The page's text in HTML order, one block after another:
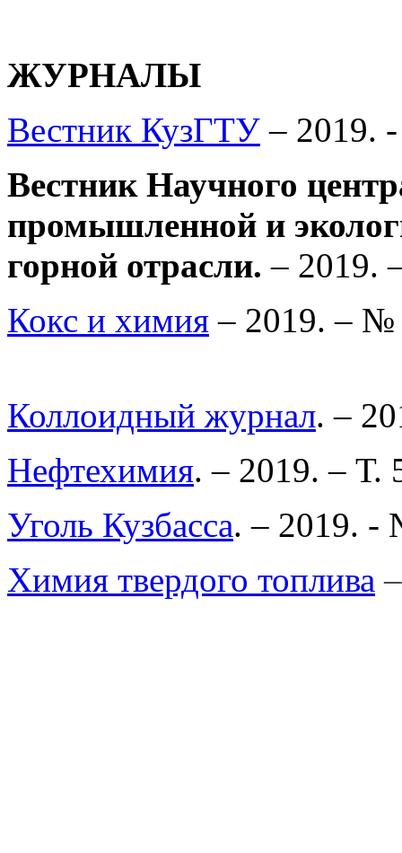
ЖУРНАЛЫ
Вестник КузГТУ – 2019.
Вестник Научного
промышленной и
горной отрасли.– 2019.
Кокс и химия – 2019. – №
Коллоидный журнал. –
Нефтехимия. – 2019. –
Уголь Кузбасса. – 2019. -
Химия твердого топлива